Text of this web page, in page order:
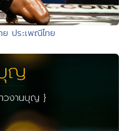
ย ประเพณีไทย